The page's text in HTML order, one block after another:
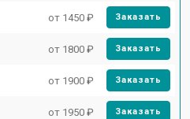
от 1450 ₽ Заказать
от 1800 ₽ Заказать
от 1900 ₽ Заказать
от 1950 ₽ Заказать